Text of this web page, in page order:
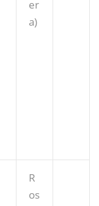
er
a)
R
os